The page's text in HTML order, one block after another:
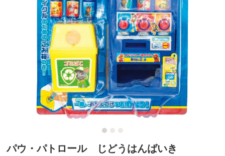
パウ・パトロール じどうはんばいき